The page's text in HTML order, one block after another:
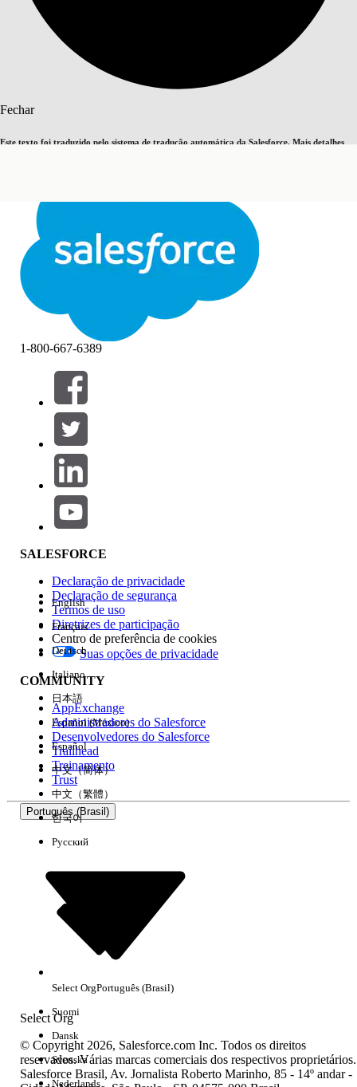
Fechar
Este texto foi traduzido pelo sistema de tradução automática da Salesforce. Mais detalhes
Fechar Fechar
Pesquisar
Filtros (0)
SELECIONAR FILTROS
Área de produtos
Impacto do recurso
Edição
Experiência
Sem resultados
1-800-667-6389
SALESFORCE
Declaração de privacidade
Declaração de segurança
Termos de uso
Diretrizes de participação
Centro de preferência de cookies
Suas opções de privacidade
COMMUNITY
AppExchange
Administradores do Salesforce
Desenvolvedores do Salesforce
Trailhead
Treinamento
Trust
Português (Brasil)
Select Org
English
Français
Deutsch
Italiano
日本語
Español (México)
Español
中文（简体）
中文（繁體）
한국어
Русский
Select OrgPortuguês (Brasil)
Suomi
Dansk
Svenska
Nederlands
© Copyright 2026, Salesforce.com Inc. Todos os direitos
reservados. Várias marcas comerciais dos respectivos proprietários.
Salesforce Brasil, Av. Jornalista Roberto Marinho, 85 - 14º andar -